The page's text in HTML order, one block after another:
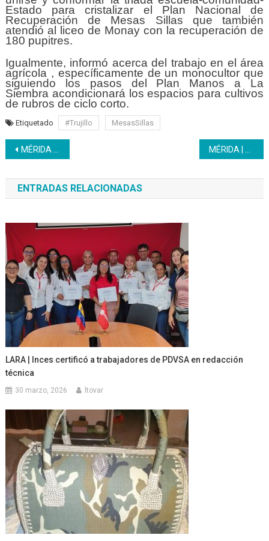
Estado para cristalizar el Plan Nacional de
Recuperación de Mesas Sillas que también
atendió al liceo de Monay con la recuperación de
180 pupitres.
Igualmente, informó acerca del trabajo en el área
agrícola , específicamente de un monocultor que
siguiendo los pasos del Plan Manos a La
Siembra acondicionará los espacios para cultivos
de rubros de ciclo corto.
Etiquetado #Trujillo MesasSillas
Navegación
de
entradas
MÉRIDA | Gerencia Regional supervisa sus centros de formación
ENTRADAS RELACIONADAS
LARA | Inces certificó a trabajadores de PDVSA en redacción
técnica
30 marzo, 2026 ltovar